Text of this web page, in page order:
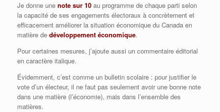
Je donne une note sur 10 au programme de chaque parti selon
la capacité de ses engagements électoraux à concrètement et
efficacement améliorer la situation économique du Canada en
matière de développement économique.
Pour certaines mesures, j’ajoute aussi un commentaire éditorial
en caractère italique.
Évidemment, c’est comme un bulletin scolaire : pour justifier le
vote d’un électeur, il ne faut pas seulement avoir une bonne note
dans une matière (l’économie), mais dans l’ensemble des
matières.